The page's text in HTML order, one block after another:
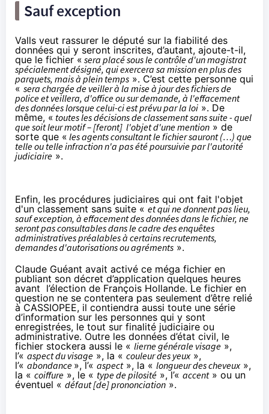
Sauf exception
Valls veut rassurer le député sur la fiabilité des
données qui y seront inscrites, d’autant, ajoute-t-il,
que le fichier « sera placé sous le contrôle d'un magistrat
spécialement désigné, qui exercera sa mission en plus des
parquets, mais à plein temps ». C’est cette personne qui
« sera chargée de veiller à la mise à jour des fichiers de
police et veillera, d'office ou sur demande, à l'effacement
des données lorsque celui-ci est prévu par la loi ». De
même, « toutes les décisions de classement sans suite - quel
que soit leur motif – [feront] l'objet d'une mention » de
sorte que « les agents consultant le fichier sauront (…) que
telle ou telle infraction n'a pas été poursuivie par l'autorité
judiciaire ».
Enfin, les procédures judiciaires qui ont fait l'objet
d'un classement sans suite « et qui ne donnent pas lieu,
sauf exception, à effacement des données dans le fichier, ne
seront pas consultables dans le cadre des enquêtes
administratives préalables à certains recrutements,
demandes d'autorisations ou agréments ».
Claude Guéant avait activé ce méga fichier en
publiant son décret d’application quelques heures
avant l’élection de François Hollande. Le fichier en
question ne se contentera pas seulement d’être relié
à CASSIOPEE, il contiendra aussi toute une série
d’information sur les personnes qui y sont
enregistrées, le tout sur finalité judiciaire ou
administrative. Outre les données d’état civil, le
fichier stockera aussi le « lierne générale visage »,
l’« aspect du visage », la « couleur des yeux»,
l’« abondance », l’« aspect», la « longueur des cheveux»,
la « coiffure », le « type de pilosité », l’« accent» ou un
éventuel « défaut [de] prononciation ».